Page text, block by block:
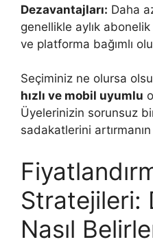
Dezavantajları: Daha
genellikle aylık
ve platforma bağımlı
Seçiminiz ne olursa
hızlı ve mobil uyumlu
Üyelerinizin sorunsuz
sadakatlerini artırmanın
Stratejileri:
Nasıl